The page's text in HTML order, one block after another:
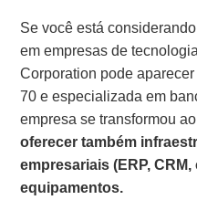
Se você está
em empresas de
Corporation pode
70 e especializada em
empresa se transformou
oferecer também
empresariais (ERP,
equipamentos.